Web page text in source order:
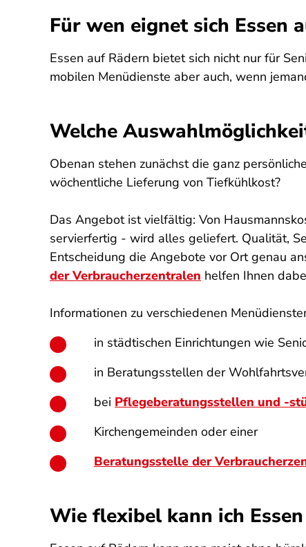
Für wen eignet sich Essen
Essen auf Rädern bietet sich nicht nur für
mobilen Menüdienste aber auch, wenn
Welche
Obenan stehen zunächst die ganz
wöchentliche Lieferung von Tiefkühlkost?
Das Angebot ist vielfältig: Von
servierfertig - wird alles geliefert. Qualität,
Entscheidung die Angebote vor Ort genau
der Verbraucherzentralen helfen Ihnen
Informationen zu verschiedenen
in städtischen Einrichtungen wie
in Beratungsstellen der
bei Pflegeberatungsstellen und -
Kirchengemeinden oder einer
Beratungsstelle der
Wie flexibel kann ich